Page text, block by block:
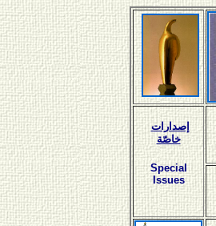
إصدارات
خاصّة
Special
Issues